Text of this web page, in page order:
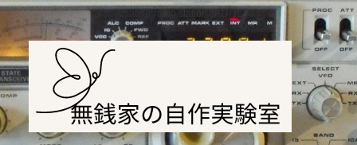
Amateur radio station JF1PTL